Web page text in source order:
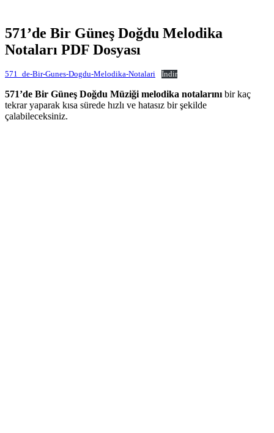
571’de Bir Güneş Doğdu Melodika
Notaları PDF Dosyası
571_de-Bir-Gunes-Dogdu-Melodika-Notalari İndir
571’de Bir Güneş Doğdu Müziği melodika notalarınıbir kaç
tekrar yaparak kısa sürede hızlı ve hatasız bir şekilde
çalabileceksiniz.